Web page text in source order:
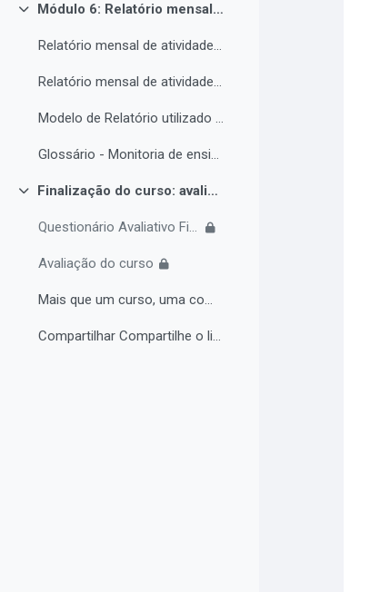
Colapsar
Módulo 6: Relatório mensal de atividades da Monitoria de ensino inclusiva.
Relatório mensal de atividades da Monitoria de ensino inclusiva.
Relatório mensal de atividades da Monitoria de ensino inclusiva.
Modelo de Relatório utilizado no IFRO pelos monitores de ensino inclusivo.
Glossário - Monitoria de ensino e educação inclusiva.
Colapsar
Finalização do curso: avaliações e certificado.
Questionário Avaliativo Final
Avaliação do curso
Mais que um curso, uma comunidade de aprendizagem!...
Compartilhar Compartilhe o link do curso em suas re...